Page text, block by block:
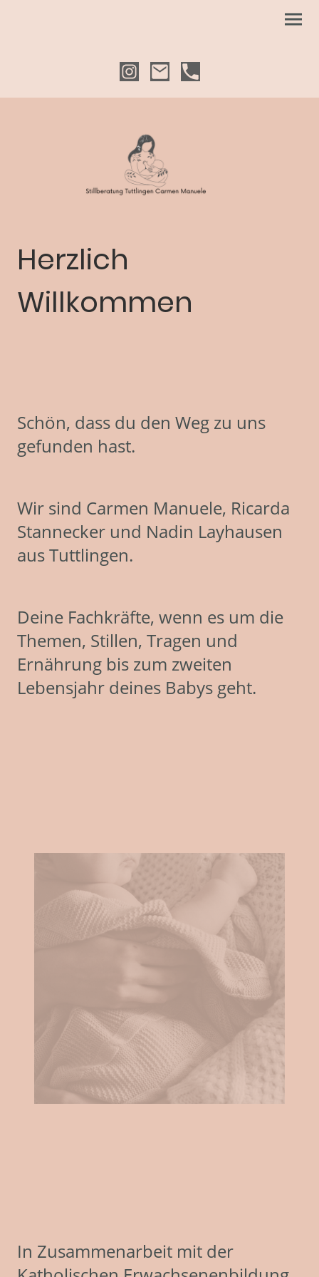
Herzlich
Willkommen
Schön, dass du den Weg zu uns
gefunden hast.
Wir sind Carmen Manuele, Ricarda
Stannecker und Nadin Layhausen
aus Tuttlingen.
Deine Fachkräfte, wenn es um die
Themen, Stillen, Tragen und
Ernährung bis zum zweiten
Lebensjahr deines Babys geht.
In Zusammenarbeit mit der